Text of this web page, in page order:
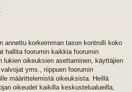
annettu korkeimman tason kontrolli koko
hallita foorumin kaikkia foorumin
lukien oikeuksien asettaminen, käyttäjien
yms., riippuen foorumin
määrittelemistä oikeuksista. Heillä
oikeudet kaikilla keskustelualueilla,